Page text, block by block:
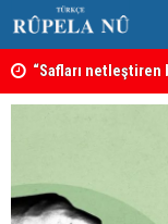
“Safları
sonuçlar